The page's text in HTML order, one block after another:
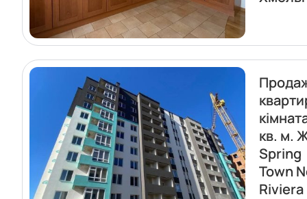
кв. м.
Spring
Town
Riviera